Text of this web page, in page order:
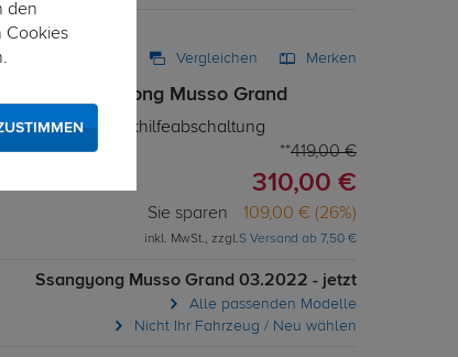
Vergleichen Merken
für Ssangyong Musso Grand
mit Einparkhilfeabschaltung
419,00 €
310,00 €
Sie sparen 109,00 € (26%)
inkl. MwSt., zzgl.S Versand ab 7,50 €
Ssangyong Musso Grand 03.2022 - jetzt
Alle passenden Modelle
Nicht Ihr Fahrzeug / Neu wählen
den
Cookies